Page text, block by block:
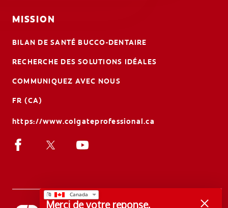
MISSION
BILAN DE SANTÉ BUCCO-DENTAIRE
RECHERCHE DES SOLUTIONS IDÉALES
COMMUNIQUEZ AVEC NOUS
FR (CA)
https://www.colgateprofessional.ca
Merci de votre reponse.